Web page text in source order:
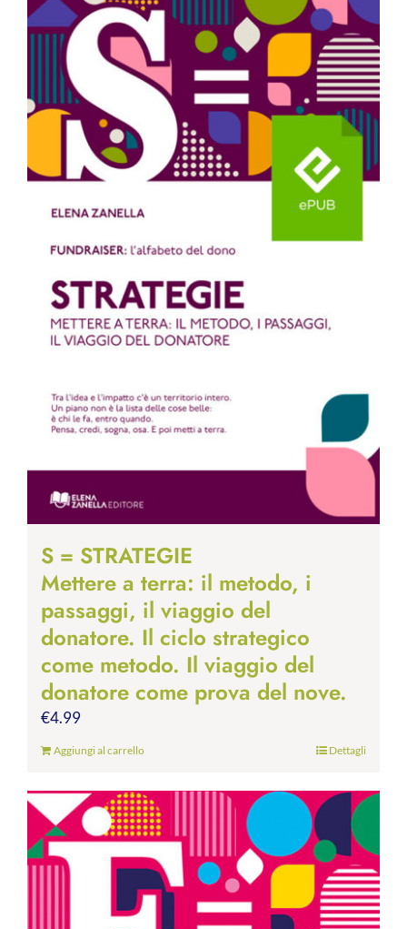
S = STRATEGIE
Mettere a terra: il metodo, i
passaggi, il viaggio del
donatore. Il ciclo strategico
come metodo. Il viaggio del
donatore come prova del nove.
€4.99
Aggiungi al carrello Dettagli